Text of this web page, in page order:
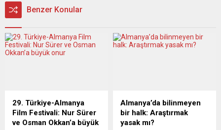
Benzer Konular
29. Türkiye-Almanya
Film Festivali: Nur Sürer
ve Osman Okkan’a büyük
Almanya’da bilinmeyen
bir halk: Araştırmak
yasak mı?